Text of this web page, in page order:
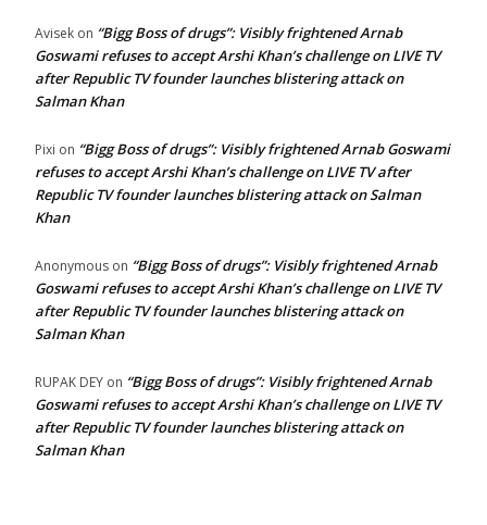
Avisek on “Bigg Boss of drugs”: Visibly frightened Arnab
Goswami refuses to accept Arshi Khan’s challenge on LIVE TV
after Republic TV founder launches blistering attack on
Salman Khan
Pixi on “Bigg Boss of drugs”: Visibly frightened Arnab Goswami
refuses to accept Arshi Khan’s challenge on LIVE TV after
Republic TV founder launches blistering attack on Salman
Khan
Anonymous on “Bigg Boss of drugs”: Visibly frightened Arnab
Goswami refuses to accept Arshi Khan’s challenge on LIVE TV
after Republic TV founder launches blistering attack on
Salman Khan
RUPAK DEY on “Bigg Boss of drugs”: Visibly frightened Arnab
Goswami refuses to accept Arshi Khan’s challenge on LIVE TV
after Republic TV founder launches blistering attack on
Salman Khan